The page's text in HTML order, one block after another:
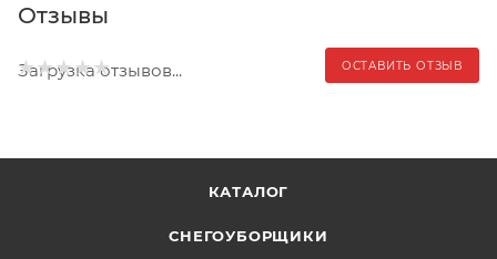
Отзывы
ОСТАВИТЬ ОТЗЫВ
Загрузка отзывов...
КАТАЛОГ
СНЕГОУБОРЩИКИ